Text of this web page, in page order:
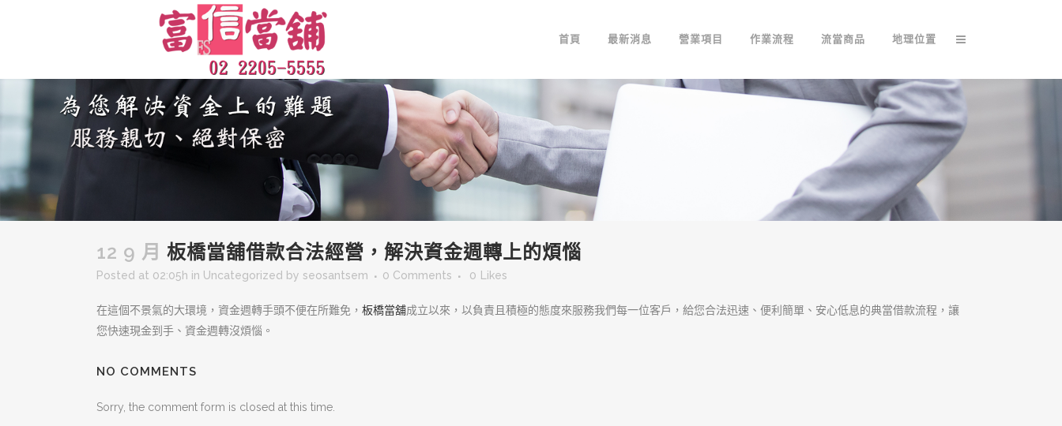
首頁 最新消息 營業項目 作業流程 流當商品 地理位置
12 9 月 板橋當舖借款合法經營，解決資金週轉上的煩惱
Posted at 02:05h in Uncategorized by seosantsem 0 Comments 0 Likes
在這個不景氣的大環境，資金週轉手頭不便在所難免， 板橋當舖成立以來，以負責且積極的態度來服務我們每一位客戶，給您合法迅速、便利簡單、安心低息的典當借款流程，讓
您快速現金到手、資金週轉沒煩惱。
NO COMMENTS
Sorry, the comment form is closed at this time.